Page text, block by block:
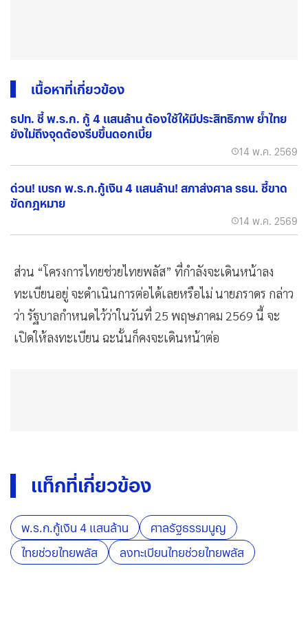
เนื้อหาที่เกี่ยวข้อง
ธปท. ชี้ พ.ร.ก. กู้ 4 แสนล้าน ต้องใช้ให้มีประสิทธิภาพ ย้ำไทย
ยังไม่ถึงจุดต้องรีบขึ้นดอกเบี้ย
14 พ.ค. 2569
ด่วน! เบรก พ.ร.ก.กู้เงิน 4 แสนล้าน! สภาส่งศาล รธน. ชี้ขาด
ขัดกฎหมาย
14 พ.ค. 2569
ส่วน “โครงการไทยช่วยไทยพลัส” ที่กำลังจะเดินหน้าลง
ทะเบียนอยู่ จะดำเนินการต่อได้เลยหรือไม่ นายภราดร กล่าว
ว่า รัฐบาลกำหนดไว้ว่าในวันที่ 25 พฤษภาคม 2569 นี้ จะ
เปิดให้ลงทะเบียน ฉะนั้นก็คงจะเดินหน้าต่อ
แท็กที่เกี่ยวข้อง
พ.ร.ก.กู้เงิน 4 แสนล้าน
ศาลรัฐธรรมนูญ
ไทยช่วยไทยพลัส
ลงทะเบียนไทยช่วยไทยพลัส